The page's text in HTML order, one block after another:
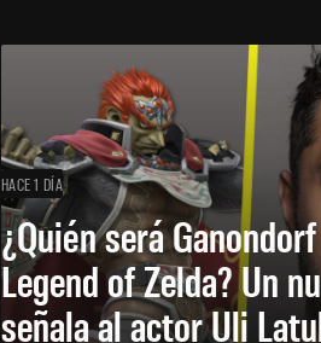
HACE 1 DÍA
¿Quién será
Legend of Zelda? Un
señala al actor Uli